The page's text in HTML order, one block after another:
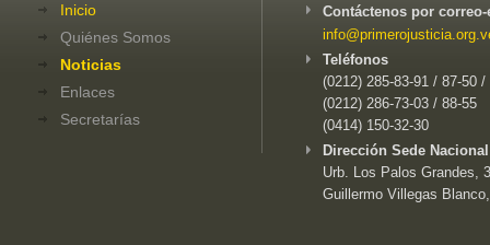
Inicio
Quiénes Somos
Noticias
Enlaces
Secretarías
Contáctenos por
Teléfonos
(0212) 285-83-91 / 87-50 /
(0212) 286-73-03 / 88-55
(0414) 150-32-30
Dirección Sede
Urb. Los Palos Grandes,
Guillermo Villegas